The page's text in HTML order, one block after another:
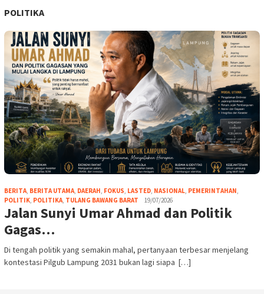
POLITIKA
BERITA, BERITA UTAMA, DAERAH, FOKUS, LASTED, NASIONAL, PEMERINTAHAN,
POLITIK, POLITIKA, TULANG BAWANG BARAT 19/07/2026
Jalan Sunyi Umar Ahmad dan Politik
Gagas…
Di tengah politik yang semakin mahal, pertanyaan terbesar menjelang
kontestasi Pilgub Lampung 2031 bukan lagi siapa […]